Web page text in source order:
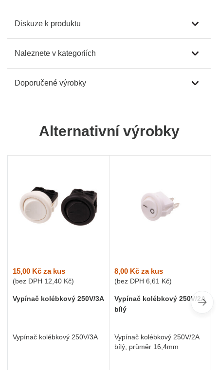
Diskuze k produktu
Naleznete v kategoriích
Doporučené výrobky
Alternativní výrobky
15,00 Kč za kus
(bez DPH 12,40 Kč)
Vypínač kolébkový 250V/3A
Vypínač kolébkový 250V/3A
8,00 Kč za kus
(bez DPH 6,61 Kč)
Vypínač kolébkový 250V/2A
bílý
Vypínač kolébkový 250V/2A
bílý, průměr 16,4mm